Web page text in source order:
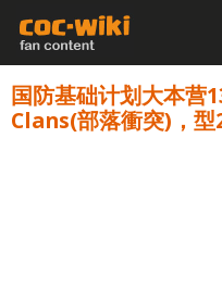
国防基础计划大本营
Clans(部落衝突)，型